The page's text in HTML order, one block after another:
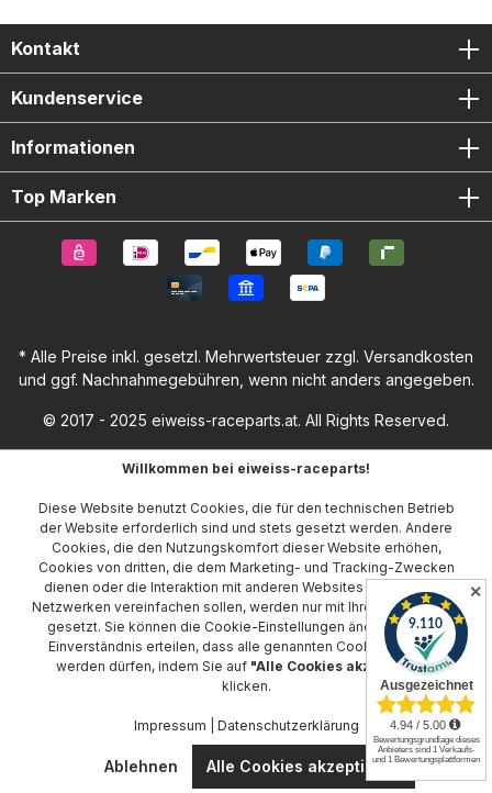
Kontakt
Kundenservice
Informationen
Top Marken
* Alle Preise inkl. gesetzl. Mehrwertsteuer zzgl. Versandkosten
und ggf. Nachnahmegebühren, wenn nicht anders angegeben.
© 2017 - 2025 eiweiss-raceparts.at. All Rights Reserved.
Willkommen bei eiweiss-raceparts!
Diese Website benutzt Cookies, die für den technischen Betrieb
der Website erforderlich sind und stets gesetzt werden. Andere
Cookies, die den Nutzungskomfort dieser Website erhöhen,
Cookies von dritten, die dem Marketing- und Tracking-Zwecken
dienen oder die Interaktion mit anderen Websites und sozialen
Netzwerken vereinfachen sollen, werden nur mit Ihrer Zustimmung
gesetzt. Sie können die Cookie-Einstellungen ändern oder Ihr
Einverständnis erteilen, dass alle genannten Cookies gesetzt
werden dürfen, indem Sie auf "Alle Cookies akzeptieren"
klicken.
Impressum Datenschutzerklärung
Ablehnen Alle Cookies akzeptieren
✕